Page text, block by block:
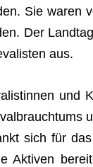
Sie waren
Der
aus.
und
sich für
Akti­ven